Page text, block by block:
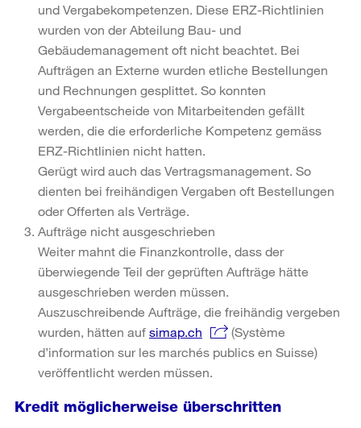
und Vergabekompetenzen. Diese ERZ-Richtlinien
wurden von der Abteilung Bau- und
Gebäudemanagement oft nicht beachtet. Bei
Aufträgen an Externe wurden etliche Bestellungen
und Rechnungen gesplittet. So konnten
Vergabeentscheide von Mitarbeitenden gefällt
werden, die die erforderliche Kompetenz gemäss
ERZ-Richtlinien nicht hatten.
Gerügt wird auch das Vertragsmanagement. So
dienten bei freihändigen Vergaben oft Bestellungen
oder Offerten als Verträge.
Aufträge nicht ausgeschrieben
Weiter mahnt die Finanzkontrolle, dass der
überwiegende Teil der geprüften Aufträge hätte
ausgeschrieben werden müssen.
Auszuschreibende Aufträge, die freihändig vergeben
wurden, hätten auf simap.ch
(Système
d’information sur les marchés publics en Suisse)
veröffentlicht werden müssen.
Kredit möglicherweise überschritten